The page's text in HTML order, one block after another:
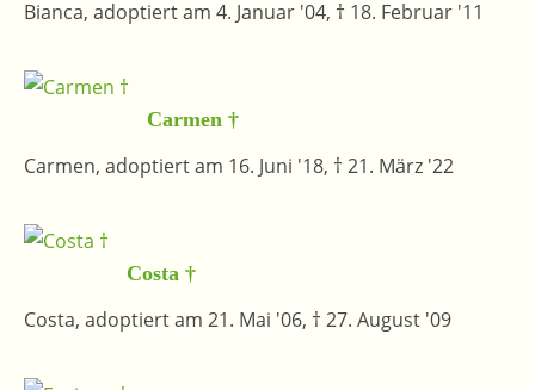
Bianca, adoptiert am 4. Januar '04, † 18. Februar '11
Carmen †
Carmen, adoptiert am 16. Juni '18, † 21. März '22
Costa †
Costa, adoptiert am 21. Mai '06, † 27. August '09